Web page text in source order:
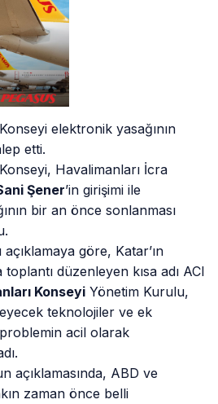
elektronik yasağının
etti.
Havalimanları İcra
Şener’in girişimi ile
bir an önce sonlanması
açıklamaya göre, Katar’ın
düzenleyen kısa adı ACI
Konseyi Yönetim Kurulu,
teknolojiler ve ek
acil olarak
açıklamasında, ABD ve
zaman önce belli